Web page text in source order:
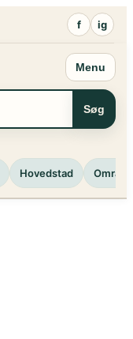
f ig
Menu
Søg
Hovedstad Område